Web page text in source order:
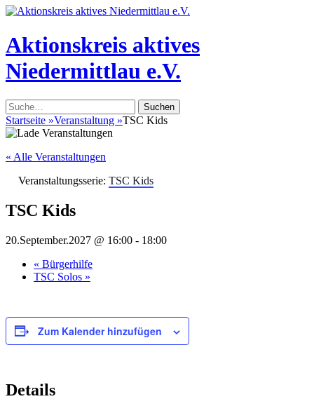
Header
Aktionskreis aktives
Niedermittlau e.V.
Suche
nach:
Startseite »Veranstaltung »TSC Kids
« Alle Veranstaltungen
Veranstaltungsserie: TSC Kids
TSC Kids
20.September.2027 @ 16:00 - 18:00
« Bürgerhilfe
TSC Solos »
Zum Kalender hinzufügen
Details